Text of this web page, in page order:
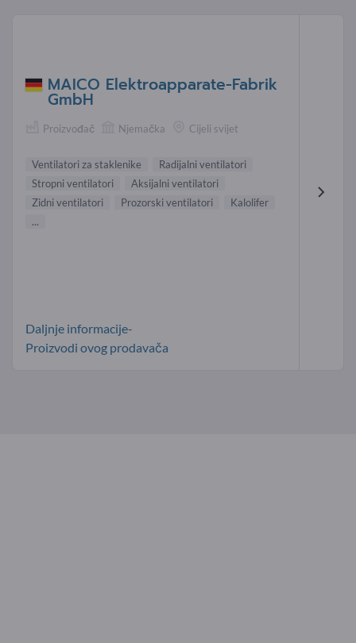
MAICO Elektroapparate-Fabrik
GmbH
Proizvođač Njemačka Cijeli svijet
Ventilatori za staklenike
Radijalni ventilatori
Stropni ventilatori
Aksijalni ventilatori
Zidni ventilatori
Prozorski ventilatori
Kalolifer
...
Daljnje informacije-
Proizvodi ovog prodavača